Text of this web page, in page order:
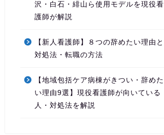
沢・白石・緋山ら使用モデルを現役看
護師が解説
【新人看護師】８つの辞めたい理由と
対処法・転職の方法
【地域包括ケア病棟がきつい・辞めた
い理由9選】現役看護師が向いている
人・対処法を解説